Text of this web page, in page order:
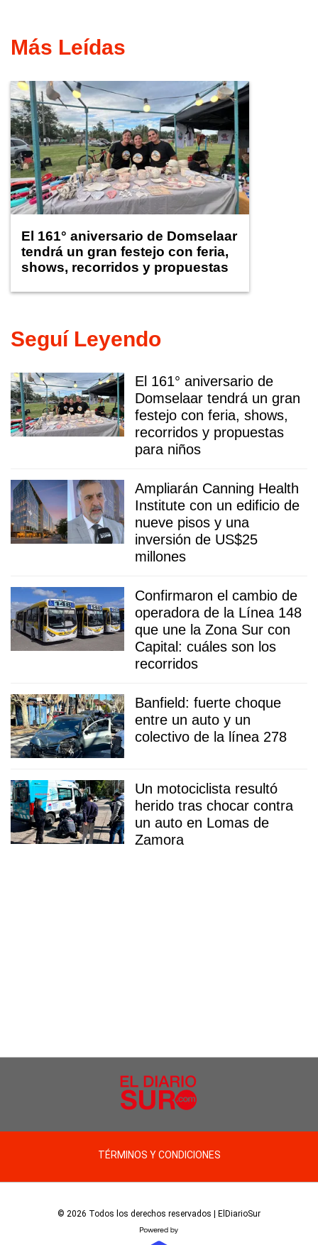
Más Leídas
El 161° aniversario de Domselaar
tendrá un gran festejo con feria,
shows, recorridos y propuestas
Seguí Leyendo
El 161° aniversario de
Domselaar tendrá un gran
festejo con feria, shows,
recorridos y propuestas
para niños
Ampliarán Canning Health
Institute con un edificio de
nueve pisos y una
inversión de US$25
millones
Confirmaron el cambio de
operadora de la Línea 148
que une la Zona Sur con
Capital: cuáles son los
recorridos
Banfield: fuerte choque
entre un auto y un
colectivo de la línea 278
Un motociclista resultó
herido tras chocar contra
un auto en Lomas de
Zamora
TÉRMINOS Y CONDICIONES
© 2026 Todos los derechos reservados | ElDiarioSur